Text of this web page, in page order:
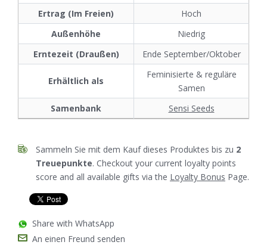
Ertrag (Im Freien)
Hoch
Außenhöhe
Niedrig
Erntezeit (Draußen)
Ende September/Oktober
Erhältlich als
Feminisierte & reguläre
Samen
Samenbank
Sensi Seeds
Sammeln Sie mit dem Kauf dieses Produktes bis zu 2
Treuepunkte. Checkout your current loyalty points
score and all available gifts via the Loyalty Bonus Page.
Share with WhatsApp
An einen Freund senden